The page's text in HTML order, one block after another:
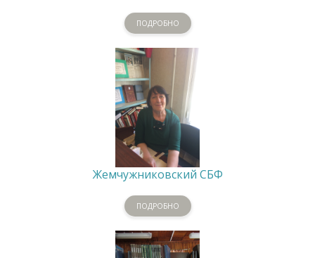
ПОДРОБНО
Жемчужниковский СБФ
ПОДРОБНО